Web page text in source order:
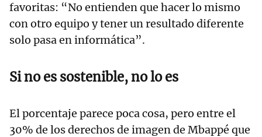
favoritas: “No entienden que hacer lo mismo
con otro equipo y tener un resultado diferente
solo pasa en informática”.
Si no es sostenible, no lo es
El porcentaje parece poca cosa, pero entre el
30% de los derechos de imagen de Mbappé que